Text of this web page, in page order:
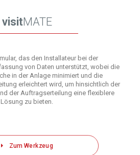
visitMATE
das den Installateur bei der
von Daten unterstützt, wobei die
in der Anlage minimiert und die
erleichtert wird, um hinsichtlich der
der Auftragserteilung eine flexiblere
Lösung zu bieten.
Zum Werkzeug